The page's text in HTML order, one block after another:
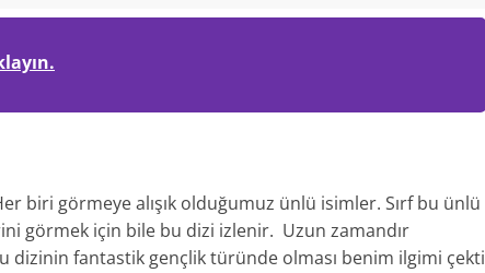
biri görmeye alışık olduğumuz ünlü isimler. Sırf bu ünlü
görmek için bile bu dizi izlenir. Uzun zamandır
fantastik gençlik türünde olması benim ilgimi çekti